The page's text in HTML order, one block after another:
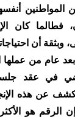
المواطنين
فطالما كان
وبثقة أن
عام من عملها
في عقد
عن هذه
الرقم هو